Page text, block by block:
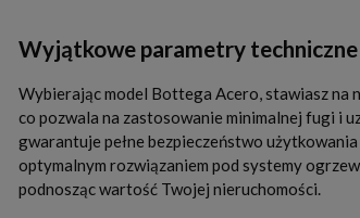
Wyjątkowe parametry
Wybierając model Bottega Acero, stawiasz na
co pozwala na zastosowanie minimalnej fugi i
gwarantuje pełne bezpieczeństwo
optymalnym rozwiązaniem pod systemy
podnosząc wartość Twojej nieruchomości.